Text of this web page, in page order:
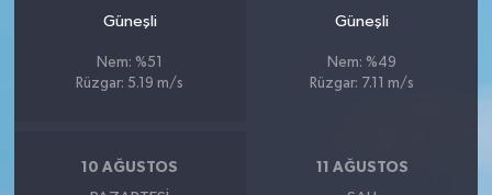
Güneşli
Nem: %51
Rüzgar: 5.19 m/s
Güneşli
Nem: %49
Rüzgar: 7.11 m/s
10 AĞUSTOS 11 AĞUSTOS